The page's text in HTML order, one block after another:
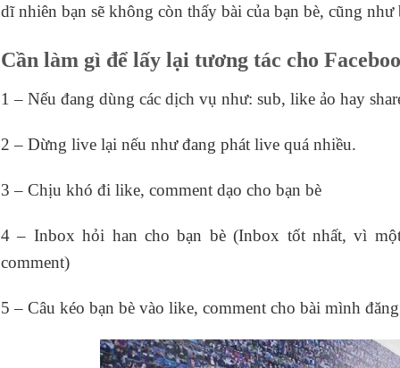
dĩ nhiên bạn sẽ không còn thấy bài của bạn bè, cũng
Cần làm gì để lấy lại tương tác cho
1 – Nếu đang dùng các dịch vụ như: sub, like ảo hay
2 – Dừng live lại nếu như đang phát live quá nhiều.
3 – Chịu khó đi like, comment dạo cho bạn bè
4 – Inbox hỏi han cho bạn bè (Inbox tốt nhất, vì
comment)
5 – Câu kéo bạn bè vào like, comment cho bài mình